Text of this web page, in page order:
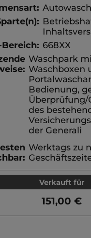
Bereich: 668XX
Waschpark
Waschboxen
Bedienung,
des
der Generali
Werktags zu
Verkauft für
151,00 €